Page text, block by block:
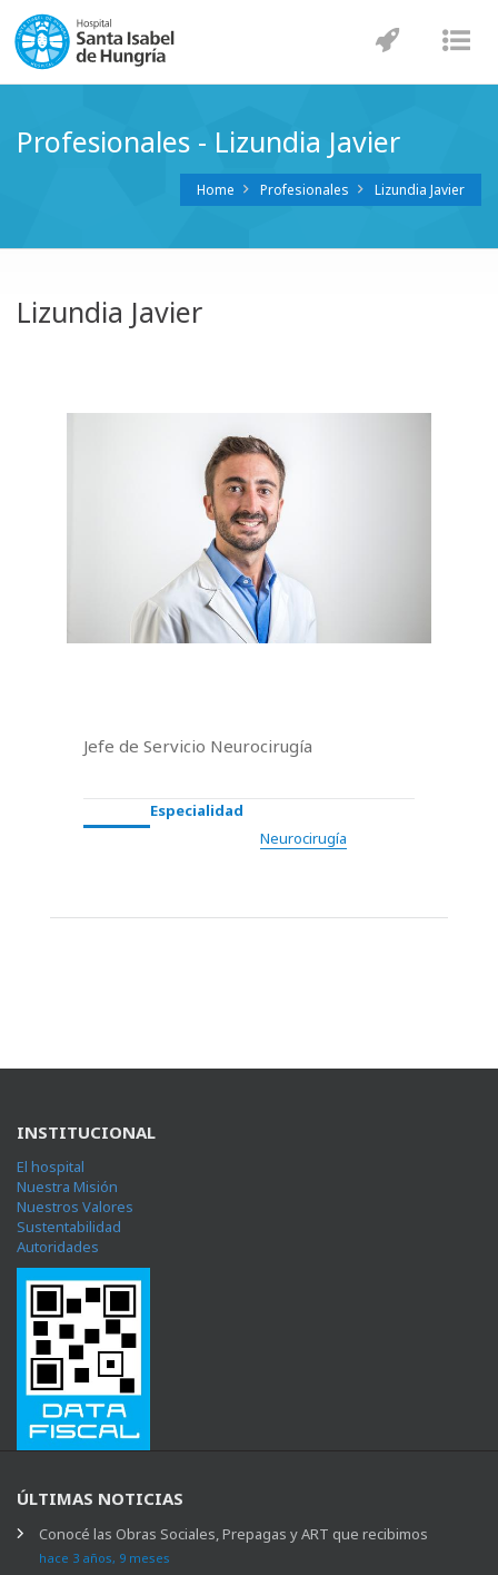
Profesionales - Lizundia Javier
Home Profesionales Lizundia Javier
Lizundia Javier
Jefe de Servicio Neurocirugía
Especialidad
Neurocirugía
INSTITUCIONAL
El hospital
Nuestra Misión
Nuestros Valores
Sustentabilidad
Autoridades
ÚLTIMAS NOTICIAS
Conocé las Obras Sociales, Prepagas y ART que recibimos
hace 3 años, 9 meses